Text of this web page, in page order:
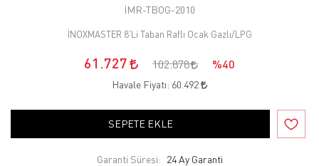
İMR-TBOG-2010
İNOXMASTER 8'Li Taban Raflı Ocak Gazlı/LPG
61.727 102.878 %40
Havale Fiyatı: 60.492
SEPETE EKLE
Garanti Süresi: 24 Ay Garanti